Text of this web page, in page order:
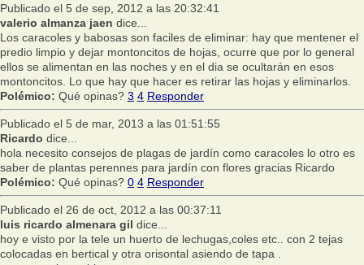
Publicado el 5 de sep, 2012 a las 20:32:41
valerio almanza jaen dice...
Los caracoles y babosas son faciles de eliminar: hay que mentener el
predio limpio y dejar montoncitos de hojas, ocurre que por lo general
ellos se alimentan en las noches y en el dia se ocultarán en esos
montoncitos. Lo que hay que hacer es retirar las hojas y eliminarlos.
Polémico: Qué opinas? 3 4 Responder
Publicado el 5 de mar, 2013 a las 01:51:55
Ricardo dice...
hola necesito consejos de plagas de jardín como caracoles lo otro es
saber de plantas perennes para jardín con flores gracias Ricardo
Polémico: Qué opinas? 0 4 Responder
Publicado el 26 de oct, 2012 a las 00:37:11
luis ricardo almenara gil dice...
hoy e visto por la tele un huerto de lechugas,coles etc.. con 2 tejas
colocadas en bertical y otra orisontal asiendo de tapa .